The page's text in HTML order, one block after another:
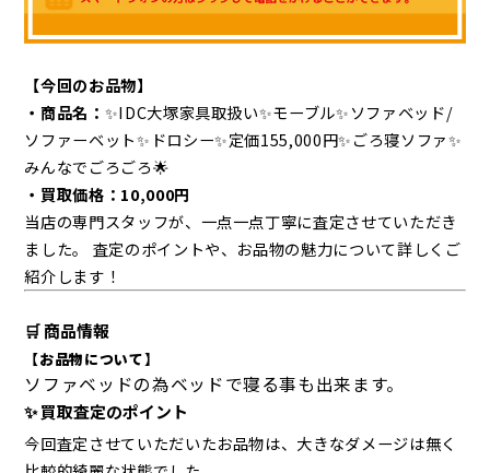
【今回のお品物】
・商品名： ✨IDC大塚家具取扱い✨モーブル✨ソファベッド/
ソファーベット✨ドロシー✨定価155,000円✨ごろ寝ソファ✨
みんなでごろごろ🌟
・買取価格：10,000円
当店の専門スタッフが、一点一点丁寧に査定させていただき
ました。 査定のポイントや、お品物の魅力について詳しくご
紹介します！
🛒 商品情報
【お品物について】
ソファベッドの為ベッドで寝る事も出来ます。
✨ 買取査定のポイント
今回査定させていただいたお品物は、大きなダメージは無く